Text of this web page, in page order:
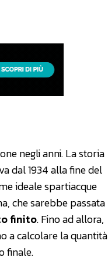
negli anni. La storia
dal 1934 alla fine del
ideale spartiacque
che sarebbe passata
finito. Fino ad allora,
a calcolare la quantità
finale.